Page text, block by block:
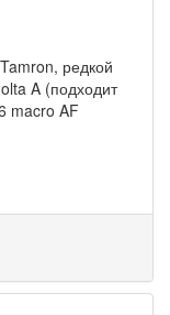
редкой
A (подходит
macro AF